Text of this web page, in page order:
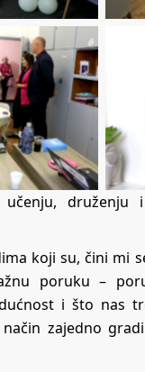
druženju
koji su, čini mi
poruku –
i što nas
zajedno